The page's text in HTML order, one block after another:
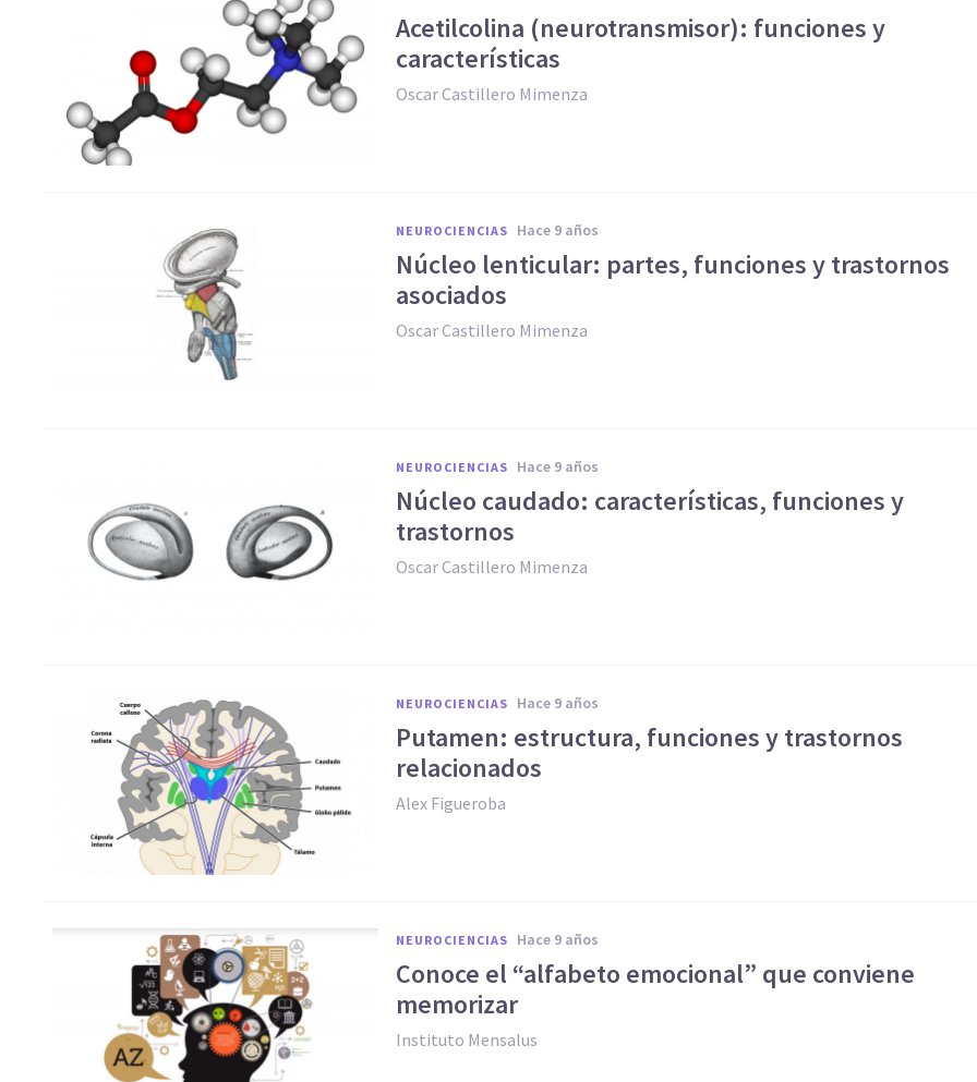
Acetilcolina (neurotransmisor): funciones y
características
Oscar Castillero Mimenza
NEUROCIENCIAS hace 9 años
Núcleo lenticular: partes, funciones y trastornos
asociados
Oscar Castillero Mimenza
NEUROCIENCIAS hace 9 años
Núcleo caudado: características, funciones y
trastornos
Oscar Castillero Mimenza
NEUROCIENCIAS hace 9 años
Putamen: estructura, funciones y trastornos
relacionados
Alex Figueroba
NEUROCIENCIAS hace 9 años
Conoce el “alfabeto emocional” que conviene
memorizar
Instituto Mensalus